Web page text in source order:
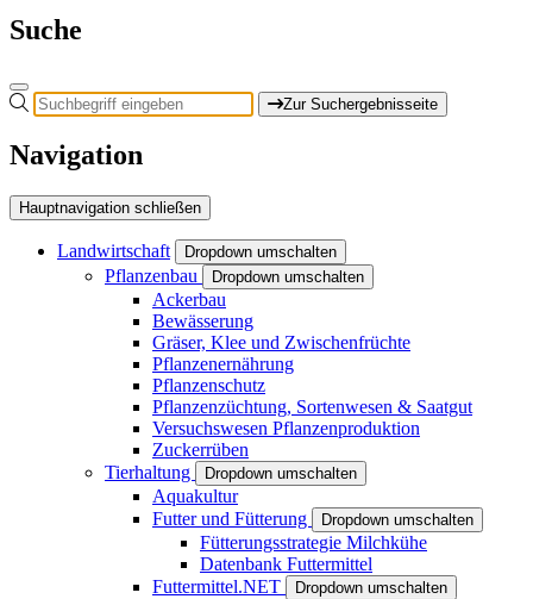
Suche
Zur Suchergebnisseite
Navigation
Hauptnavigation schließen
Landwirtschaft Dropdown umschalten
Pflanzenbau Dropdown umschalten
Ackerbau
Bewässerung
Gräser, Klee und Zwischenfrüchte
Pflanzenernährung
Pflanzenschutz
Pflanzenzüchtung, Sortenwesen & Saatgut
Versuchswesen Pflanzenproduktion
Zuckerrüben
Tierhaltung
Dropdown umschalten
Aquakultur
Futter und Fütterung
Dropdown umschalten
Fütterungsstrategie Milchkühe
Datenbank Futtermittel
Futtermittel.NET
Dropdown umschalten